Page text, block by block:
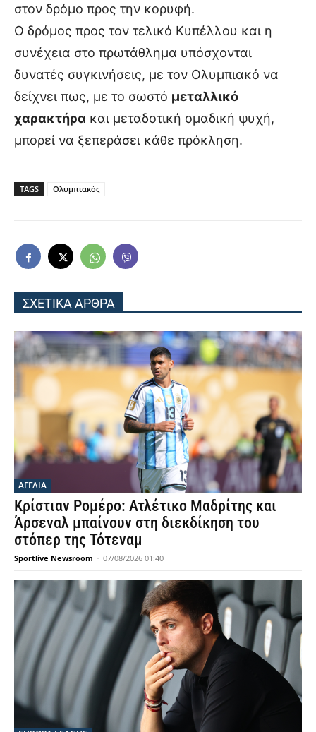
στον δρόμο προς την κορυφή.
Ο δρόμος προς τον τελικό Κυπέλλου και η
συνέχεια στο πρωτάθλημα υπόσχονται
δυνατές συγκινήσεις, με τον Ολυμπιακό να
δείχνει πως, με το σωστό μεταλλικό
χαρακτήρα και μεταδοτική ομαδική ψυχή,
μπορεί να ξεπεράσει κάθε πρόκληση.
TAGS Ολυμπιακός
ΣΧΕΤΙΚΑ ΑΡΘΡΑ
ΑΓΓΛΙΑ
Κρίστιαν Ρομέρο: Ατλέτικο Μαδρίτης και
Άρσεναλ μπαίνουν στη διεκδίκηση του
στόπερ της Τότεναμ
Sportlive Newsroom - 07/08/2026 01:40